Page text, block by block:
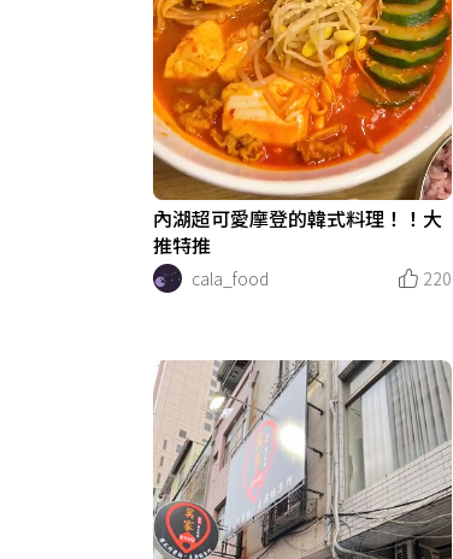
內湖超可愛摩登的韓式料理！！大
推特推
cala_food
220